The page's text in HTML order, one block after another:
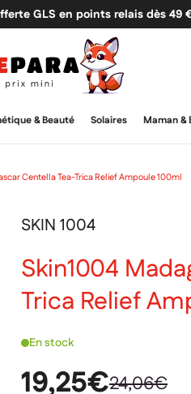
GLS en points relais dès 49
& Beauté Solaires Maman &
Centella Tea-Trica Relief Ampoule 100ml
SKIN 1004
Skin1004
Trica Relief
En stock
19,25€24,06€